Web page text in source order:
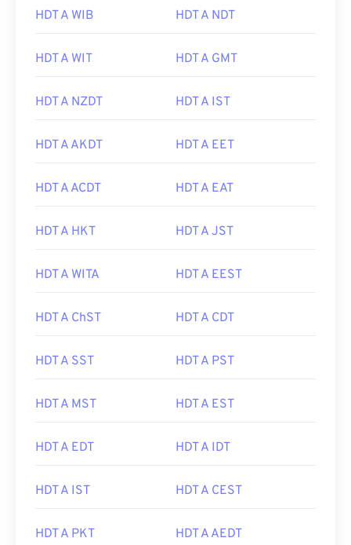
HDT A WIB HDT A NDT
HDT A WIT HDT A GMT
HDT A NZDT HDT A IST
HDT A AKDT HDT A EET
HDT A ACDT HDT A EAT
HDT A HKT HDT A JST
HDT A WITA HDT A EEST
HDT A ChST HDT A CDT
HDT A SST HDT A PST
HDT A MST HDT A EST
HDT A EDT HDT A IDT
HDT A IST HDT A CEST
HDT A PKT HDT A AEDT